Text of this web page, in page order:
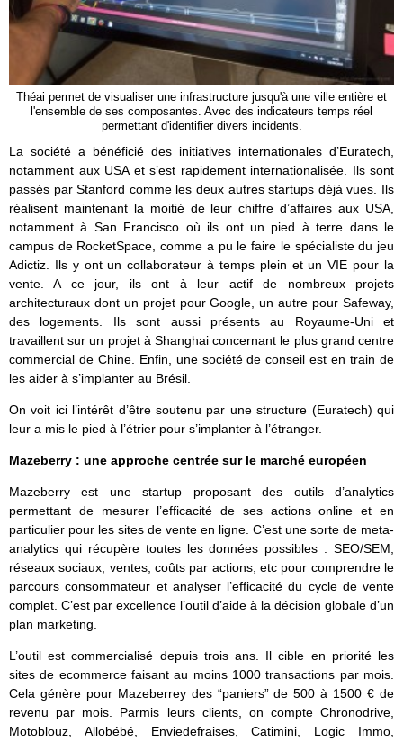
Théai permet de visualiser une infrastructure jusqu'à une ville entière et
l'ensemble de ses composantes. Avec des indicateurs temps réel
permettant d'identifier divers incidents.
La société a bénéficié des initiatives internationales d’Euratech,
notamment aux USA et s’est rapidement internationalisée. Ils sont
passés par Stanford comme les deux autres startups déjà vues. Ils
réalisent maintenant la moitié de leur chiffre d’affaires aux USA,
notamment à San Francisco où ils ont un pied à terre dans le
campus de RocketSpace, comme a pu le faire le spécialiste du jeu
Adictiz. Ils y ont un collaborateur à temps plein et un VIE pour la
vente. A ce jour, ils ont à leur actif de nombreux projets
architecturaux dont un projet pour Google, un autre pour Safeway,
des logements. Ils sont aussi présents au Royaume-Uni et
travaillent sur un projet à Shanghai concernant le plus grand centre
commercial de Chine. Enfin, une société de conseil est en train de
les aider à s’implanter au Brésil.
On voit ici l’intérêt d’être soutenu par une structure (Euratech) qui
leur a mis le pied à l’étrier pour s’implanter à l’étranger.
Mazeberry : une approche centrée sur le marché européen
Mazeberry est une startup proposant des outils d’analytics
permettant de mesurer l’efficacité de ses actions online et en
particulier pour les sites de vente en ligne. C’est une sorte de meta-
analytics qui récupère toutes les données possibles : SEO/SEM,
réseaux sociaux, ventes, coûts par actions, etc pour comprendre le
parcours consommateur et analyser l’efficacité du cycle de vente
complet. C’est par excellence l’outil d’aide à la décision globale d’un
plan marketing.
L’outil est commercialisé depuis trois ans. Il cible en priorité les
sites de ecommerce faisant au moins 1000 transactions par mois.
Cela génère pour Mazeberrey des “paniers” de 500 à 1500 € de
revenu par mois. Parmis leurs clients, on compte Chronodrive,
Motoblouz, Allobébé, Enviedefraises, Catimini, Logic Immo,